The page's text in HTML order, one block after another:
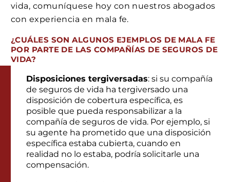
vida, comuníquese hoy con nuestros abogados
con experiencia en mala fe.
¿CUÁLES SONALGUNOS EJEMPLOS DE MALA FE
POR PARTE DE LAS COMPAÑÍAS DE SEGUROS DE
VIDA?
Disposiciones tergiversadas: si su compañía
de seguros de vida ha tergiversado una
disposición de cobertura específica, es
posible que pueda responsabilizar a la
compañía de seguros de vida. Por ejemplo, si
su agente ha prometido que una disposición
específica estaba cubierta, cuando en
realidad no lo estaba, podría solicitarle una
compensación.